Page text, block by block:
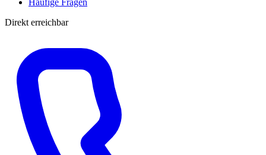
Häufige Fragen
Direkt erreichbar